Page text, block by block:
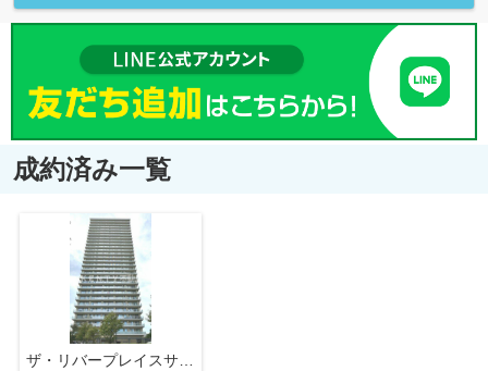
成約済み一覧
ザ・リバープレイスサウスタワー